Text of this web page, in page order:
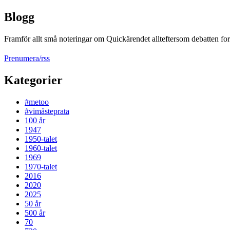
Blogg
Framför allt små noteringar om Quickärendet allteftersom debatten
Prenumera/rss
Kategorier
#metoo
#vimåsteprata
100 år
1947
1950-talet
1960-talet
1969
1970-talet
2016
2020
2025
50 år
500 år
70